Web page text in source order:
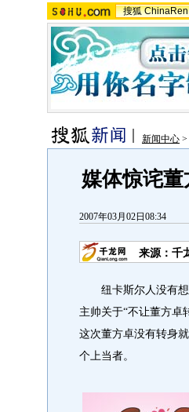
搜狐 ChinaRen
新闻中心 >
媒体惊诧
2007年03月02日08:34
来源：千
纽卡斯尔人没有想
主帅关于“不让董方卓
这次董方卓没有转身
个上当者。